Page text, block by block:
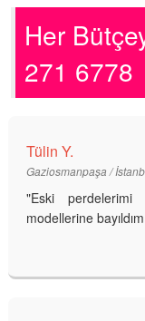
Her
271 6778
Tülin Y.
Gaziosmanpaşa /
"Eski
modellerine